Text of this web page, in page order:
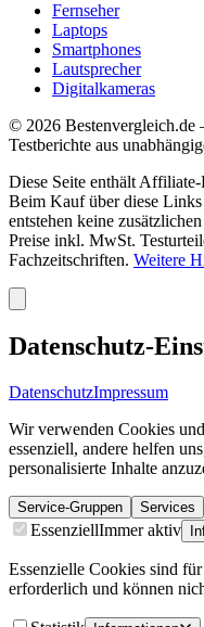
Fernseher
Laptops
Smartphones
Lautsprecher
Digitalkameras
© 2026 Bestenvergleich.de
Testberichte aus
Diese Seite enthält
Beim Kauf über diese
entstehen keine
Preise inkl. MwSt.
Fachzeitschriften. Weitere
Datenschutz-
DatenschutzImpressum
Wir verwenden Cookies
essenziell, andere helfen
personalisierte Inhalte
Service-Gruppen Services
EssenziellImmer aktiv
Essenzielle Cookies sind
erforderlich und können